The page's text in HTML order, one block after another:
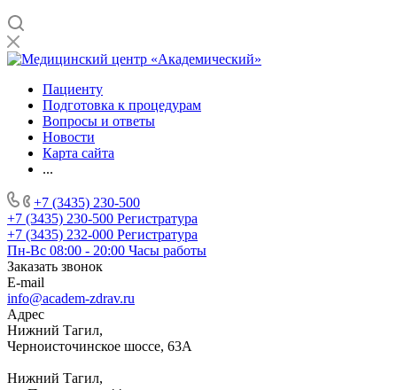
Пациенту
Подготовка к процедурам
Вопросы и ответы
Новости
Карта сайта
...
+7 (3435) 230-500
+7 (3435) 230-500 Регистратура
+7 (3435) 232-000 Регистратура
Пн-Вс 08:00 - 20:00 Часы работы
Заказать звонок
E-mail
info@academ-zdrav.ru
Адрес
Нижний Тагил,
Черноисточинское шоссе, 63А
Нижний Тагил,